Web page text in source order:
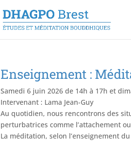
Enseignement :
Samedi 6 juin 2026 de 14h à 17h et
Intervenant : Lama Jean-Guy
Au quotidien, nous rencontrons des
perturbatrices comme l’attachement ou
La méditation, selon l’enseignement